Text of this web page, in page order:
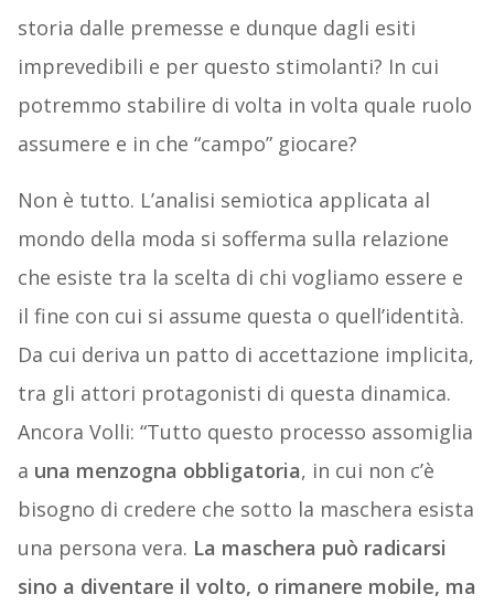
storia dalle premesse e dunque dagli esiti
imprevedibili e per questo stimolanti? In cui
potremmo stabilire di volta in volta quale ruolo
assumere e in che “campo” giocare?
Non è tutto. L’analisi semiotica applicata al
mondo della moda si sofferma sulla relazione
che esiste tra la scelta di chi vogliamo essere e
il fine con cui si assume questa o quell’identità.
Da cui deriva un patto di accettazione implicita,
tra gli attori protagonisti di questa dinamica.
Ancora Volli: “Tutto questo processo assomiglia
a una menzogna obbligatoria, in cui non c’è
bisogno di credere che sotto la maschera esista
una persona vera. La maschera può radicarsi
sino a diventare il volto, o rimanere mobile, ma